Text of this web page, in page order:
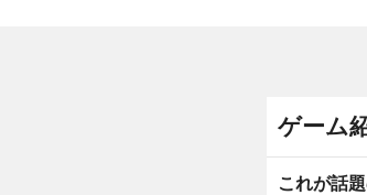
ゲーム
これが話